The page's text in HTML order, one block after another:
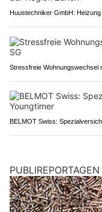
Huustechniker GmbH:
Stressfreie Wohnungswechsel
BELMOT Swiss:
PUBLIREPORTAGEN